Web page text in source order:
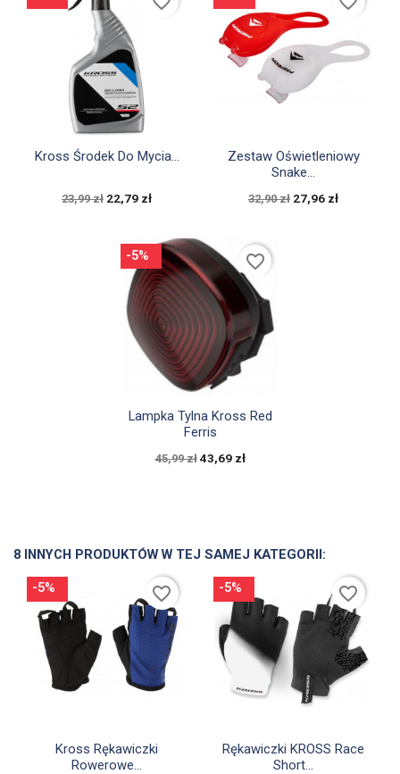
 Szybki podgląd
Kross Środek Do Mycia...
23,99 zł 22,79 zł
Szybki podgląd
Zestaw Oświetleniowy
Snake...
32,90 zł 27,96 zł
Szybki podgląd
Lampka Tylna Kross Red
Ferris
45,99 zł 43,69 zł
-5% favorite_border
8 INNYCH PRODUKTÓW W TEJ SAMEJ KATEGORII:
Szybki podgląd
Kross Rękawiczki
Rowerowe...
-5% favorite_border
Szybki podgląd
Rękawiczki KROSS Race
Short...
-5% favorite_border